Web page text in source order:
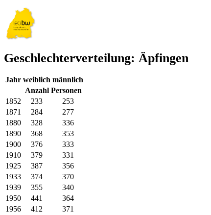
Geschlechterverteilung: Äpfingen
Jahr weiblich männlich
Anzahl Personen
1852
233
253
1871
284
277
1880
328
336
1890
368
353
1900
376
333
1910
379
331
1925
387
356
1933
374
370
1939
355
340
1950
441
364
1956
412
371